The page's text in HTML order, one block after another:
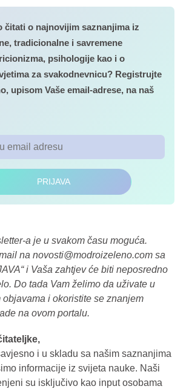
čitati o najnovijim saznanjima iz
tradicionalne i savremene
psihologije kao i o
za svakodnevnicu? Registrujte
upisom Vaše email-adrese, na naš
PRIJAVA
a je u svakom času moguća.
na novosti@modroizeleno.com sa
i Vaša zahtjev će biti neposredno
Do tada Vam želimo da uživate u
i okoristite se znanjem
na ovom portalu.
i u skladu sa našim saznanjima
informacije iz svijeta nauke. Naši
su isključivo kao input osobama